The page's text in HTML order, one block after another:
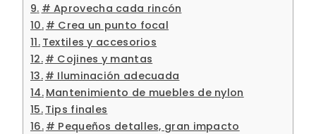
# Aprovecha cada rincón
# Crea un punto focal
Textiles y accesorios
# Cojines y mantas
# Iluminación adecuada
Mantenimiento de muebles de nylon
Tips finales
# Pequeños detalles, gran impacto